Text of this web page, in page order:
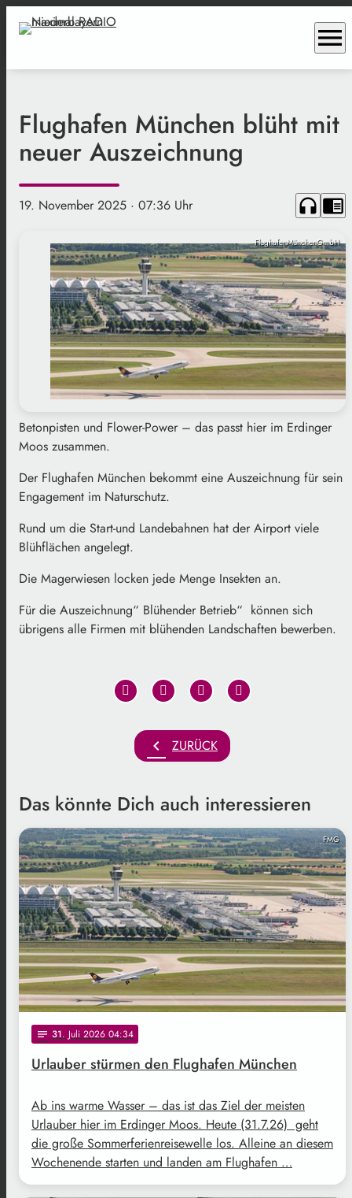
menu
Flughafen München blüht mit
neuer Auszeichnung
19. November 2025 · 07:36 Uhr headphones chrome_reader_mode
FlughafenMünchenGmbH
Betonpisten und Flower-Power – das passt hier im Erdinger
Moos zusammen.
Der Flughafen München bekommt eine Auszeichnung für sein
Engagement im Naturschutz.
Rund um die Start-und Landebahnen hat der Airport viele
Blühflächen angelegt.
Die Magerwiesen locken jede Menge Insekten an.
Für die Auszeichnung“ Blühender Betrieb“ können sich
übrigens alle Firmen mit blühenden Landschaften bewerben.
chevron_left ZURÜCK
Das könnte Dich auch interessieren
FMG
notes 31. Juli 2026 04:34
Urlauber stürmen den Flughafen München
Ab ins warme Wasser – das ist das Ziel der meisten
Urlauber hier im Erdinger Moos. Heute (31.7.26) geht
die große Sommerferienreisewelle los. Alleine an diesem
Wochenende starten und landen am Flughafen …